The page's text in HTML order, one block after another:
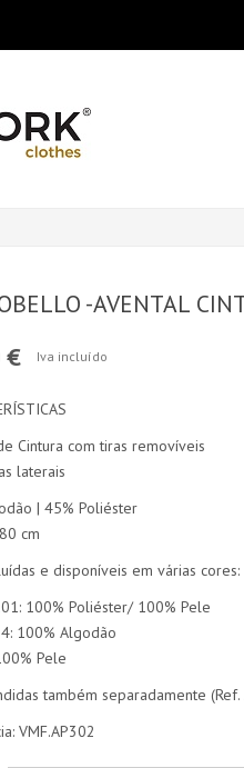
-AVENTAL
€
Iva incluído
Cintura com tiras removíveis
laterais
| 45% Poliéster
cm
e disponíveis em várias cores:
100% Poliéster/ 100% Pele
100% Algodão
Pele
também separadamente (Ref.
VMF.AP302